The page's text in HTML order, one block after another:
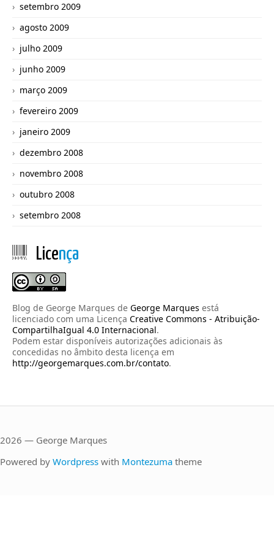
setembro 2009
agosto 2009
julho 2009
junho 2009
março 2009
fevereiro 2009
janeiro 2009
dezembro 2008
novembro 2008
outubro 2008
setembro 2008
Licença
Blog de George Marques de George Marques está
licenciado com uma Licença Creative Commons - Atribuição-
CompartilhaIgual 4.0 Internacional.
Podem estar disponíveis autorizações adicionais às
concedidas no âmbito desta licença em
http://georgemarques.com.br/contato.
2026 — George Marques
Powered by Wordpress with Montezuma theme